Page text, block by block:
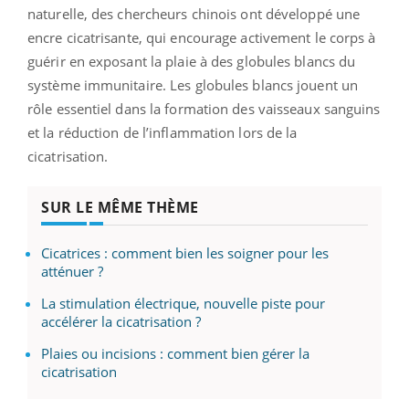
naturelle, des chercheurs chinois ont développé une
encre cicatrisante, qui encourage activement le corps à
guérir en exposant la plaie à des globules blancs du
système immunitaire. Les globules blancs jouent un
rôle essentiel dans la formation des vaisseaux sanguins
et la réduction de l’inflammation lors de la
cicatrisation.
SUR LE MÊME THÈME
Cicatrices : comment bien les soigner pour les
atténuer ?
La stimulation électrique, nouvelle piste pour
accélérer la cicatrisation ?
Plaies ou incisions : comment bien gérer la
cicatrisation